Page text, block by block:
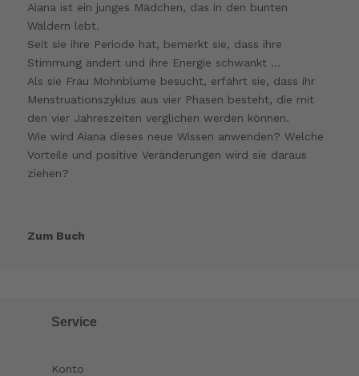
Aiana ist ein junges Mädchen, das in den bunten
Wäldern lebt.
Seit sie ihre Periode hat, bemerkt sie, dass ihre
Stimmung ändert und ihre Energie schwankt …
Als sie Frau Mohnblume besucht, erfährt sie, dass ihr
Menstruationszyklus aus vier Phasen besteht, die mit
den vier Jahreszeiten verglichen werden können.
Wie wird Aiana dieses neue Wissen anwenden? Welche
Vorteile und positive Veränderungen wird sie daraus
ziehen?
Zum Buch
Service
Konto